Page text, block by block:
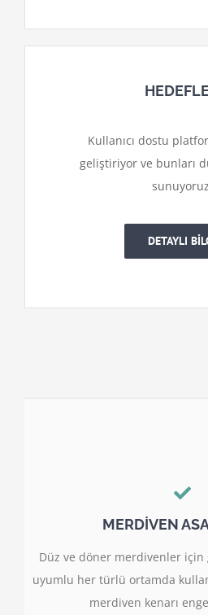
Kullanıcı dostu
geliştiriyor ve bunları
DETAYLI
MERDİVEN
Düz ve döner merdivenler için
uyumlu her türlü ortamda
merdiven kenarı